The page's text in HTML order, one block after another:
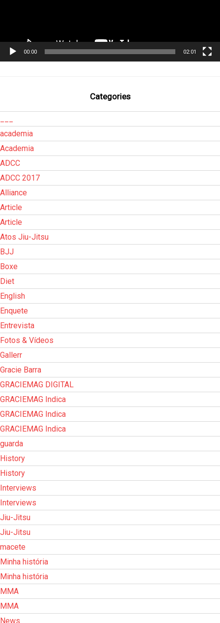
00:00 02:01
Categories
academia
Academia
ADCC
ADCC 2017
Alliance
Article
Article
Atos Jiu-Jitsu
BJJ
Boxe
Diet
English
Enquete
Entrevista
Fotos & Vídeos
Gallerr
Gracie Barra
GRACIEMAG DIGITAL
GRACIEMAG Indica
GRACIEMAG Indica
GRACIEMAG Indica
guarda
History
History
Interviews
Interviews
Jiu-Jitsu
Jiu-Jitsu
macete
Minha história
Minha história
MMA
MMA
News